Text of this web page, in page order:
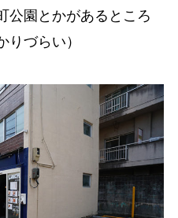
公園とかがあるところ
づらい）